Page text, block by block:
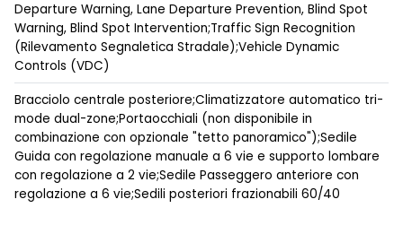
Departure Warning, Lane Departure Prevention, Blind Spot
Warning, Blind Spot Intervention;Traffic Sign Recognition
(Rilevamento Segnaletica Stradale);Vehicle Dynamic
Controls (VDC)
Bracciolo centrale posteriore;Climatizzatore automatico tri-
mode dual-zone;Portaocchiali (non disponibile in
combinazione con opzionale "tetto panoramico");Sedile
Guida con regolazione manuale a 6 vie e supporto lombare
con regolazione a 2 vie;Sedile Passeggero anteriore con
regolazione a 6 vie;Sedili posteriori frazionabili 60/40